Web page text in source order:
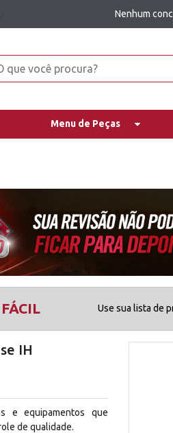
Nenhum
Menu de Peças
Use sua lista de
IH
e equipamentos que
de qualidade.